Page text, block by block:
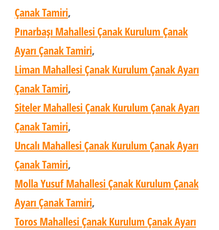
Çanak Tamiri,
Pınarbaşı Mahallesi Çanak Kurulum Çanak
Ayarı Çanak Tamiri,
Liman Mahallesi Çanak Kurulum Çanak Ayarı
Çanak Tamiri,
Siteler Mahallesi Çanak Kurulum Çanak Ayarı
Çanak Tamiri,
Uncalı Mahallesi Çanak Kurulum Çanak Ayarı
Çanak Tamiri,
Molla Yusuf Mahallesi Çanak Kurulum Çanak
Ayarı Çanak Tamiri,
Toros Mahallesi Çanak Kurulum Çanak Ayarı